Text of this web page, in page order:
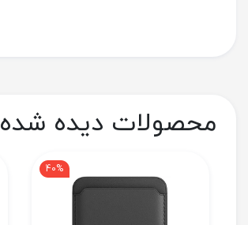
محصولات دیده شده
40%